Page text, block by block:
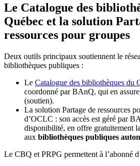
Le Catalogue des
Québec et la solution
ressources pour groupes
Deux outils principaux soutiennent le
bibliothèques publiques :
Le Catalogue des bibliothèques du
coordonné par BAnQ, qui en
(soutien).
La solution Partage de ressources
d’OCLC : son accès est géré par
disponibilité, en offre gratuitement
aux bibliothèques publiques
Le CBQ et PRPG permettent à l’abonné